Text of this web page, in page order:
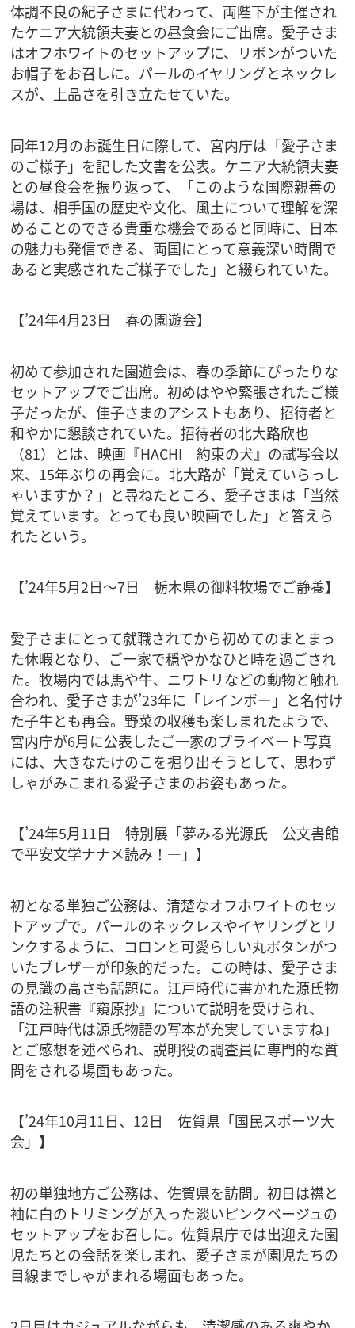
体調不良の紀子さまに代わって、両陛下が主催され
たケニア大統領夫妻との昼食会にご出席。愛子さま
はオフホワイトのセットアップに、リボンがついた
お帽子をお召しに。パールのイヤリングとネックレ
スが、上品さを引き立たせていた。
同年12月のお誕生日に際して、宮内庁は「愛子さま
のご様子」を記した文書を公表。ケニア大統領夫妻
との昼食会を振り返って、「このような国際親善の
場は、相手国の歴史や文化、風土について理解を深
めることのできる貴重な機会であると同時に、日本
の魅力も発信できる、両国にとって意義深い時間で
あると実感されたご様子でした」と綴られていた。
【’24年4月23日 春の園遊会】
初めて参加された園遊会は、春の季節にぴったりな
セットアップでご出席。初めはやや緊張されたご様
子だったが、佳子さまのアシストもあり、招待者と
和やかに懇談されていた。招待者の北大路欣也
（81）とは、映画『HACHI 約束の犬』の試写会以
来、15年ぶりの再会に。北大路が「覚えていらっし
ゃいますか？」と尋ねたところ、愛子さまは「当然
覚えています。とっても良い映画でした」と答えら
れたという。
【’24年5月2日～7日 栃木県の御料牧場でご静養】
愛子さまにとって就職されてから初めてのまとまっ
た休暇となり、ご一家で穏やかなひと時を過ごされ
た。牧場内では馬や牛、ニワトリなどの動物と触れ
合われ、愛子さまが’23年に「レインボー」と名付け
た子牛とも再会。野菜の収穫も楽しまれたようで、
宮内庁が6月に公表したご一家のプライベート写真
には、大きなたけのこを掘り出そうとして、思わず
しゃがみこまれる愛子さまのお姿もあった。
【’24年5月11日 特別展「夢みる光源氏―公文書館
で平安文学ナナメ読み！―」】
初となる単独ご公務は、清楚なオフホワイトのセッ
トアップで。パールのネックレスやイヤリングとリ
ンクするように、コロンと可愛らしい丸ボタンがつ
いたブレザーが印象的だった。この時は、愛子さま
の見識の高さも話題に。江戸時代に書かれた源氏物
語の注釈書『窺原抄』について説明を受けられ、
「江戸時代は源氏物語の写本が充実していますね」
とご感想を述べられ、説明役の調査員に専門的な質
問をされる場面もあった。
【’24年10月11日、12日 佐賀県「国民スポーツ大
会」】
初の単独地方ご公務は、佐賀県を訪問。初日は襟と
袖に白のトリミングが入った淡いピンクベージュの
セットアップをお召しに。佐賀県庁では出迎えた園
児たちとの会話を楽しまれ、愛子さまが園児たちの
目線までしゃがまれる場面もあった。